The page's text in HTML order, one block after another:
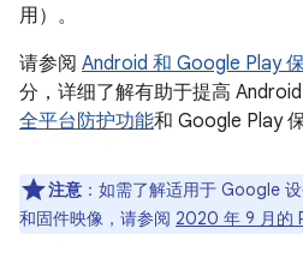
用）。
请参阅 Android 和 Google Play
分，详细了解有助于提高
全平台防护功能和 Google Play
注意 ：如需了解适用于 Google
和固件映像，请参阅 2020 年 9 月的